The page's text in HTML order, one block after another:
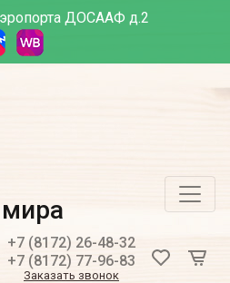
ДОСААФ д.2
+7 (8172) 26-48-32
+7 (8172) 77-96-83
Заказать звонок